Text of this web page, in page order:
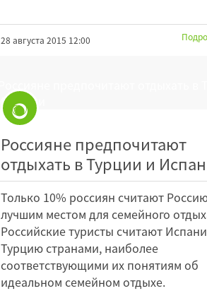
28 августа 2015 12:00
Россияне предпочитают
отдыхать в Турции и
Только 10% россиян считают
лучшим местом для семейного
Российские туристы считают
Турцию странами, наиболее
соответствующими их понятиям об
идеальном семейном отдыхе.